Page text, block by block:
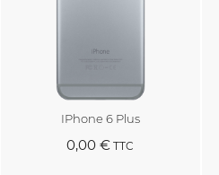
IPhone 6 Plus
0,00 € TTC